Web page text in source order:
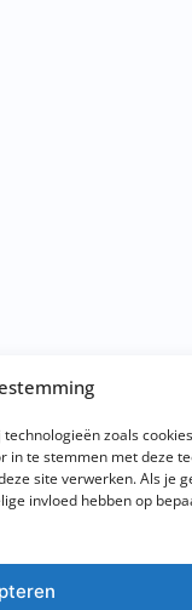
zoals
in te stemmen met deze
site verwerken. Als je
invloed hebben op